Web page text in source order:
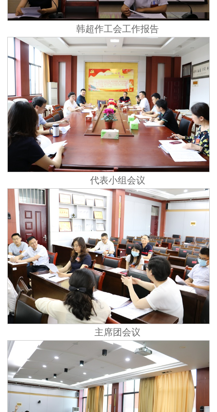
韩超作工会工作报告
代表小组会议
主席团会议